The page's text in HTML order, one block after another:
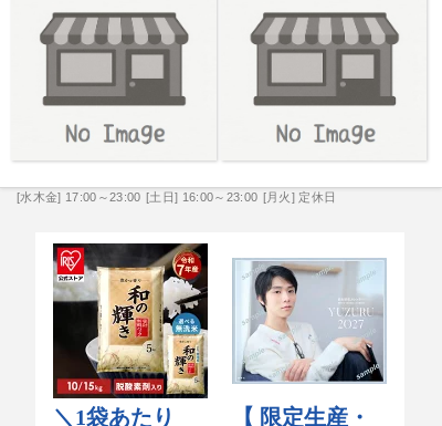
[水木金] 17:00～23:00 [土日] 16:00～23:00 [月火] 定休日